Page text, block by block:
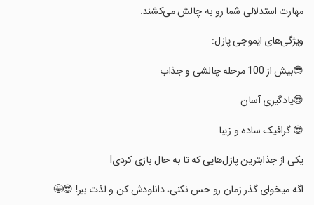
مهارت استدلالی شما رو به چالش می­‌کشند.
‏ویژگی­‌های ایموجی پازل:
‏😎بیش از 100 مرحله چالشی و جذاب
‏😎یادگیری آسان
‏😎 گرافیک ساده و زیبا
‏یکی از جذابترین پازل­‌هایی که تا به حال بازی کردی!
‏اگه میخوای گذر زمان رو حس نکنی، دانلودش کن و لذت ببر! 😎🤩